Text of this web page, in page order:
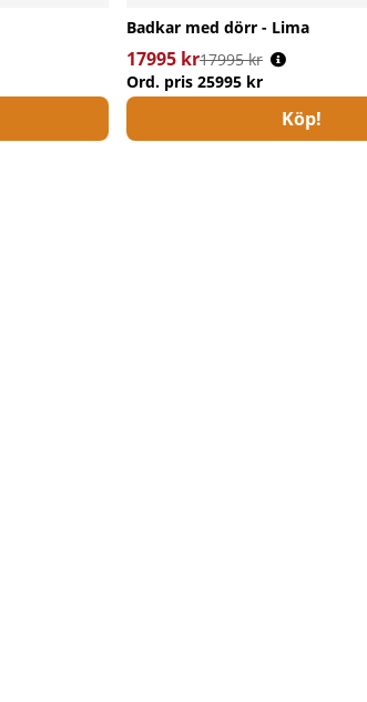
Badkar med dörr - Lima
17995 kr
Ordinarie pris:
17995 kr
Ord. pris 25995 kr
Köp!